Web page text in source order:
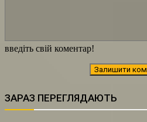
введіть свій коментар!
ЗАРАЗ ПЕРЕГЛЯДАЮТЬ